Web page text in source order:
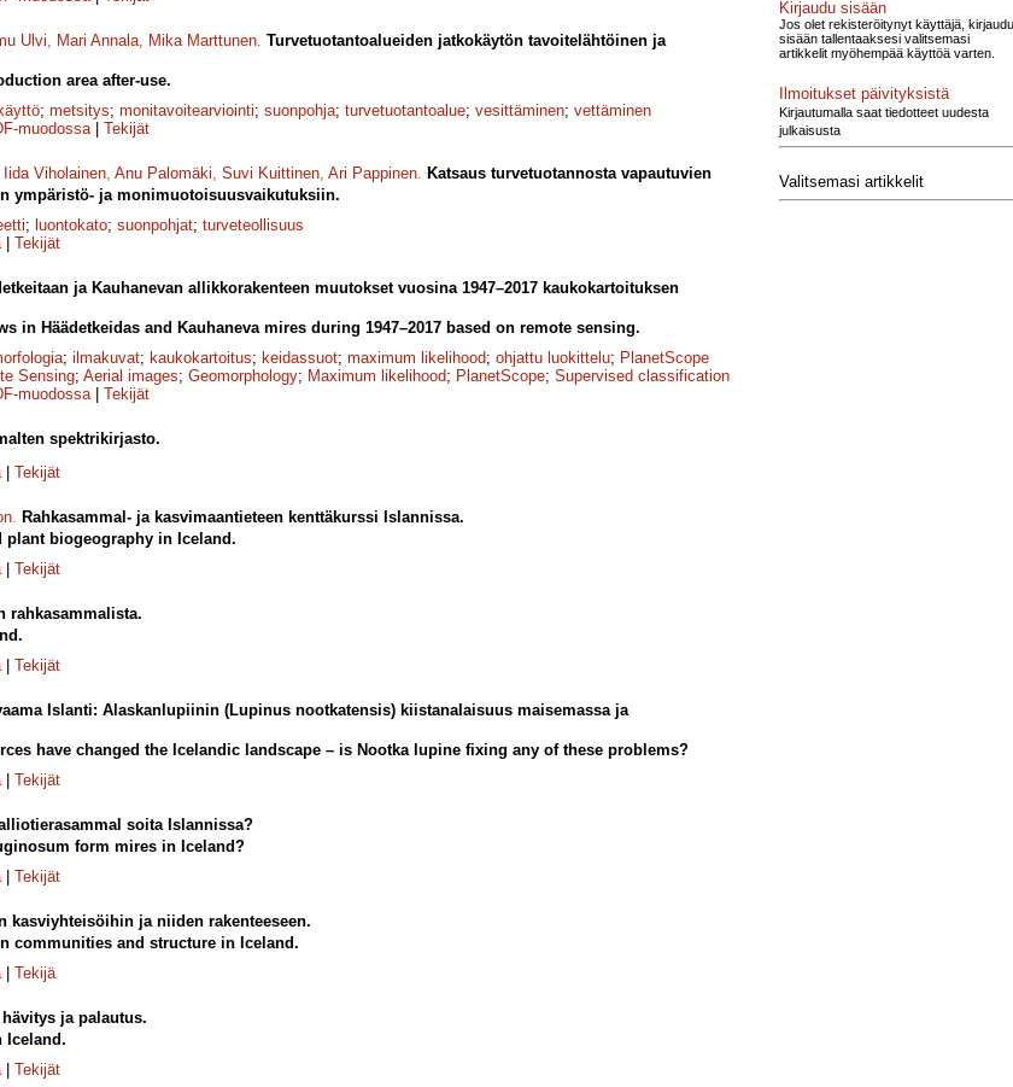
Ulvi, Mari Annala, Mika Marttunen. Turvetuotantoalueiden jatkokäytön tavoite­lähtöinen ja
area after-use.
; metsitys; monitavoitearviointi; suonpohja; turvetuotantoalue; vesittäminen; vettäminen
muodossa| Tekijät
Iida Viholainen, Anu Palomäki, Suvi Kuittinen, Ari Pappinen. Katsaus turvetuotannosta vapautuvien
ympäristö- ja monimuotoisuusvaikutuksiin.
; luontokato; suonpohjat; turveteollisuus
| Tekijät
ja Kauhanevan allikkorakenteen muutokset vuosina 1947–2017 kaukokartoituksen
in Häädetkeidas and Kauhaneva mires during 1947–2017 based on remote sensing.
; ilmakuvat; kaukokartoitus; keidassuot; maximum likelihood; ohjattu luokittelu; PlanetScope
Sensing; Aerial images; Geomorphology; Maximum likelihood; PlanetScope; Supervised classification
muodossa| Tekijät
spektrikirjasto.
| Tekijät
. Rahkasammal- ja kasvimaantieteen kenttäkurssi Islannissa.
plant biogeography in Iceland.
| Tekijät
rahkasammalista.
| Tekijät
Islanti: Alaskanlupiinin (Lupinus nootkatensis) kiistanalaisuus maisemassa ja
have changed the Icelandic landscape – is Nootka lupine fixing any of these problems?
| Tekijät
soita Islannissa?
form mires in Iceland?
| Tekijät
kasviyhteisöihin ja niiden rakenteeseen.
communities and structure in Iceland.
| Tekijä
ja palautus.
Iceland.
| Tekijät
Kirjaudu sisään
Jos olet rekisteröitynyt käyttäjä, kirjaudu
sisään tallentaaksesi valitsemasi
artikkelit myöhempää käyttöä varten.
Ilmoitukset päivityksistä
Kirjautumalla saat tiedotteet uudesta
julkaisusta
Valitsemasi artikkelit